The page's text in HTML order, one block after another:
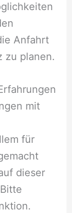
Anfahrt
zu planen.
mit
für
dieser